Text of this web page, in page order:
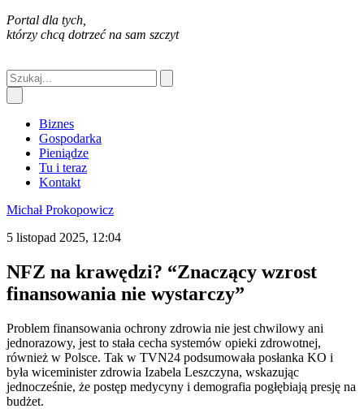
Portal dla tych,
którzy chcą dotrzeć na sam szczyt
Biznes
Gospodarka
Pieniądze
Tu i teraz
Kontakt
Michał Prokopowicz
5 listopad 2025, 12:04
NFZ na krawędzi? “Znaczący wzrost
finansowania nie wystarczy”
Problem finansowania ochrony zdrowia nie jest chwilowy ani
jednorazowy, jest to stała cecha systemów opieki zdrowotnej,
również w Polsce. Tak w TVN24 podsumowała posłanka KO i
była wiceminister zdrowia Izabela Leszczyna, wskazując
jednocześnie, że postęp medycyny i demografia pogłębiają presję na
budżet.